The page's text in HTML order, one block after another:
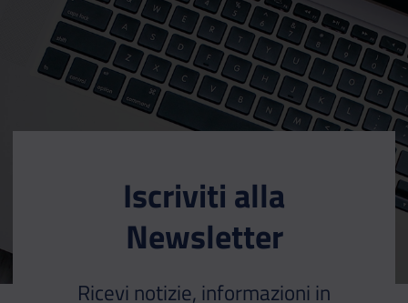
Iscriviti alla
Newsletter
Ricevi notizie, informazioni in